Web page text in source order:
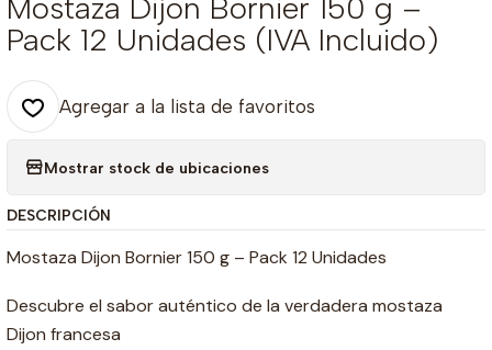
Mostaza Dijon Bornier 150 g –
Pack 12 Unidades (IVA Incluido)
Agregar a la lista de favoritos
Mostrar stock de ubicaciones
DESCRIPCIÓN
Mostaza Dijon Bornier 150 g – Pack 12 Unidades
Descubre el sabor auténtico de la verdadera mostaza
Dijon francesa